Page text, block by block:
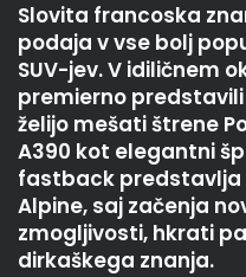
Slovita francoska
podaja v vse bolj
SUV-jev. V idiličnem
premierno
želijo mešati štrene
A390 kot elegantni
fastback predstavlja
Alpine, saj začenja
zmogljivosti, hkrati
dirkaškega znanja.